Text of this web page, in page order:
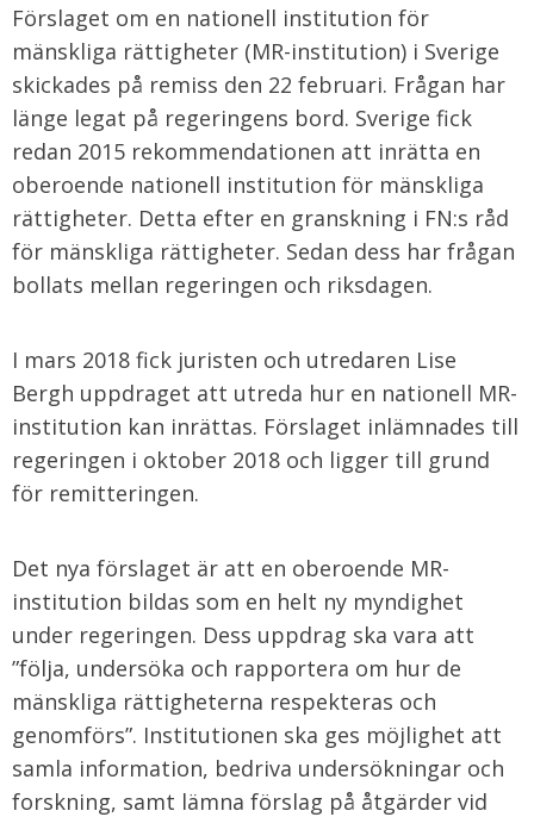
Förslaget om en nationell institution för
mänskliga rättigheter (MR-institution) i Sverige
skickades på remiss den 22 februari. Frågan har
länge legat på regeringens bord. Sverige fick
redan 2015 rekommendationen att inrätta en
oberoende nationell institution för mänskliga
rättigheter. Detta efter en granskning i FN:s råd
för mänskliga rättigheter. Sedan dess har frågan
bollats mellan regeringen och riksdagen.
I mars 2018 fick juristen och utredaren Lise
Bergh uppdraget att utreda hur en nationell MR-
institution kan inrättas. Förslaget inlämnades till
regeringen i oktober 2018 och ligger till grund
för remitteringen.
Det nya förslaget är att en oberoende MR-
institution bildas som en helt ny myndighet
under regeringen. Dess uppdrag ska vara att
”följa, undersöka och rapportera om hur de
mänskliga rättigheterna respekteras och
genomförs”. Institutionen ska ges möjlighet att
samla information, bedriva undersökningar och
forskning, samt lämna förslag på åtgärder vid